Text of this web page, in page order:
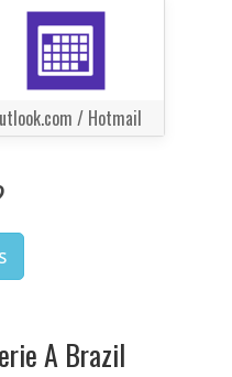
/ Hotmail
A Brazil